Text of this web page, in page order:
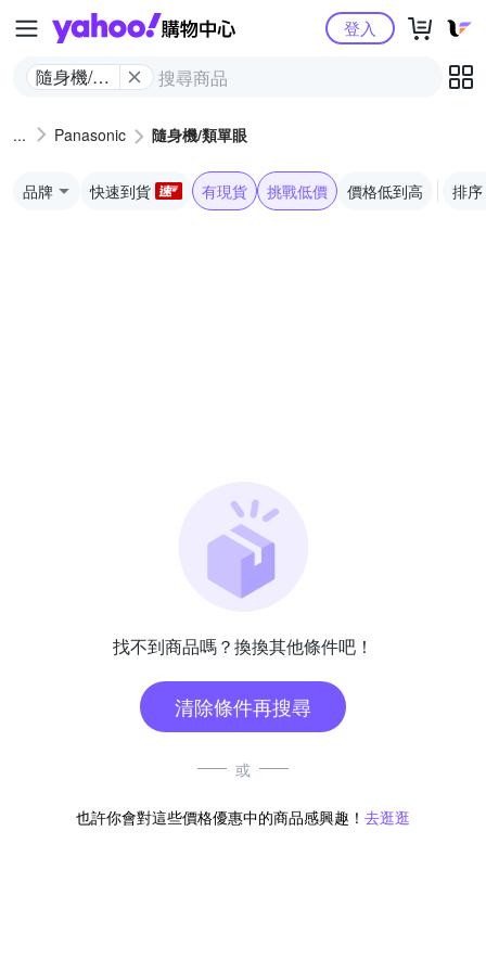
Yahoo購物中心
隨身機/類
登入
Panasonic 隨身機/類單眼
品牌 快速到貨 有現貨 挑戰低價 價格低到高 排序
找不到商品嗎？換換其他條件吧！
清除條件再搜尋
或
也許你會對這些價格優惠中的商品感興趣！ 去逛逛